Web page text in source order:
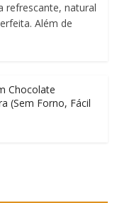
refrescante, natural
Além de
Chocolate
(Sem Forno, Fácil